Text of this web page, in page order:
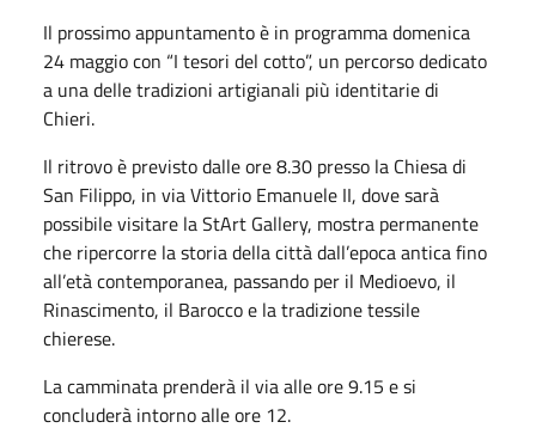
Il prossimo appuntamento è in programma domenica
24 maggio con “I tesori del cotto”, un percorso dedicato
a una delle tradizioni artigianali più identitarie di
Chieri.
Il ritrovo è previsto dalle ore 8.30 presso la Chiesa di
San Filippo, in via Vittorio Emanuele II, dove sarà
possibile visitare la StArt Gallery, mostra permanente
che ripercorre la storia della città dall’epoca antica fino
all’età contemporanea, passando per il Medioevo, il
Rinascimento, il Barocco e la tradizione tessile
chierese.
La camminata prenderà il via alle ore 9.15 e si
concluderà intorno alle ore 12.